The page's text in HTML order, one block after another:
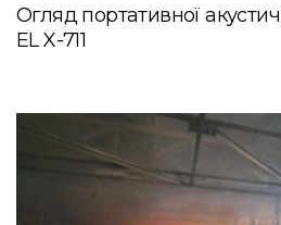
Огляд портативної
EL X-711